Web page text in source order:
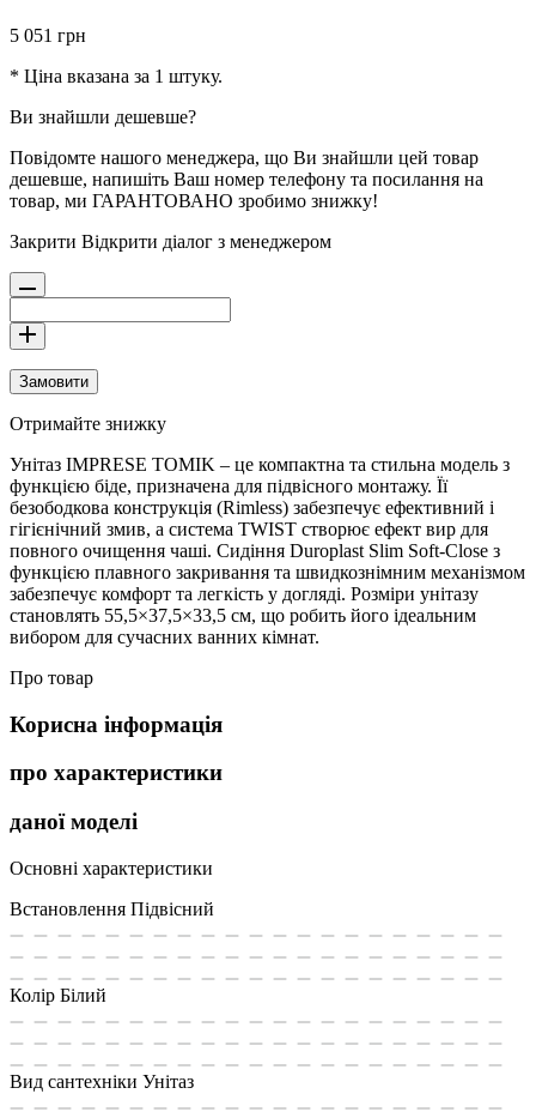
5 051 грн
* Ціна вказана за 1 штуку.
Ви знайшли дешевше?
Повідомте нашого менеджера, що Ви знайшли цей товар
дешевше, напишіть Ваш номер телефону та посилання на
товар, ми ГАРАНТОВАНО зробимо знижку!
Закрити Відкрити діалог з менеджером
Замовити
Отримайте знижку
Унітаз IMPRESE TOMIK – це компактна та стильна модель з
функцією біде, призначена для підвісного монтажу. Її
безободкова конструкція (Rimless) забезпечує ефективний і
гігієнічний змив, а система TWIST створює ефект вир для
повного очищення чаші. Сидіння Duroplast Slim Soft-Close з
функцією плавного закривання та швидкознімним механізмом
забезпечує комфорт та легкість у догляді. Розміри унітазу
становлять 55,5×37,5×33,5 см, що робить його ідеальним
вибором для сучасних ванних кімнат.
Про товар
Корисна інформація
про характеристики
даної моделі
Основні характеристики
Встановлення Підвісний
Колір Білий
Вид сантехніки Унітаз